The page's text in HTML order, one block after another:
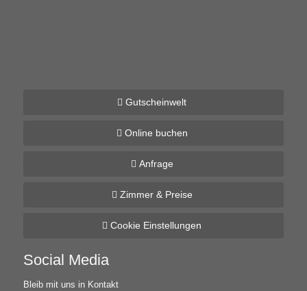
Gutscheinwelt
Online buchen
Anfrage
Zimmer & Preise
Cookie Einstellungen
Social Media
Bleib mit uns in Kontakt